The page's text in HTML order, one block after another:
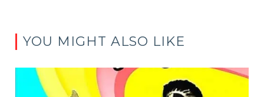
YOU MIGHT ALSO LIKE